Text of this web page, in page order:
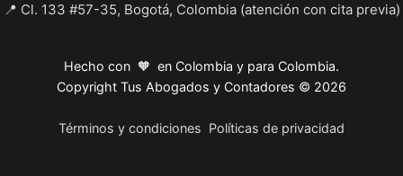
📍 Cl. 133 #57-35, Bogotá, Colombia (atención con cita previa)
Hecho con 🧡 en Colombia y para Colombia.
Copyright Tus Abogados y Contadores © 2026
Términos y condiciones Políticas de privacidad